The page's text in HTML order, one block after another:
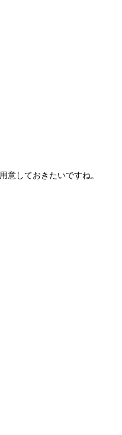
意しておきたいですね。